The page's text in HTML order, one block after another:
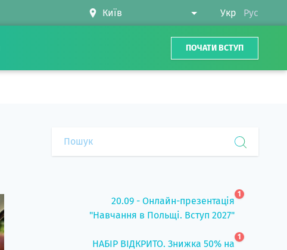
Укр Рус
ПОЧАТИ ВСТУП
20.09 - Онлайн-презентація
"Навчання в Польщі. Вступ 2027"
1
НАБІР ВІДКРИТО. Знижка 50% на
1